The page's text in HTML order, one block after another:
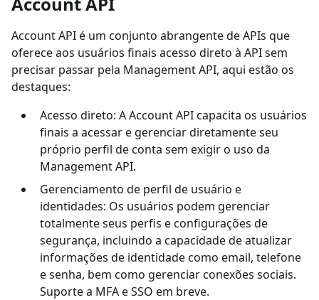
Account API é um conjunto abrangente de APIs que
oferece aos usuários finais acesso direto à API sem
precisar passar pela Management API, aqui estão os
destaques:
Acesso direto: A Account API capacita os usuários
finais a acessar e gerenciar diretamente seu
próprio perfil de conta sem exigir o uso da
Management API.
Gerenciamento de perfil de usuário e
identidades: Os usuários podem gerenciar
totalmente seus perfis e configurações de
segurança, incluindo a capacidade de atualizar
informações de identidade como email, telefone
e senha, bem como gerenciar conexões sociais.
Suporte a MFA e SSO em breve.